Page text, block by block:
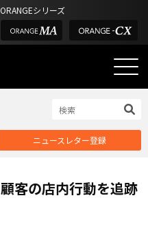
シリーズ
ニュースレター登録
客の店内行動を追跡